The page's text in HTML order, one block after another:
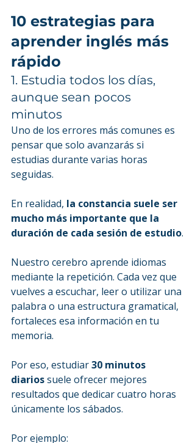
10 estrategias para
aprender inglés más
rápido
1. Estudia todos los días,
aunque sean pocos
minutos
Uno de los errores más comunes es
pensar que solo avanzarás si
estudias durante varias horas
seguidas.
En realidad, la constancia suele ser
mucho más importante que la
duración de cada sesión de estudio.
Nuestro cerebro aprende idiomas
mediante la repetición. Cada vez que
vuelves a escuchar, leer o utilizar una
palabra o una estructura gramatical,
fortaleces esa información en tu
memoria.
Por eso, estudiar 30 minutos
diarios suele ofrecer mejores
resultados que dedicar cuatro horas
únicamente los sábados.
Por ejemplo: